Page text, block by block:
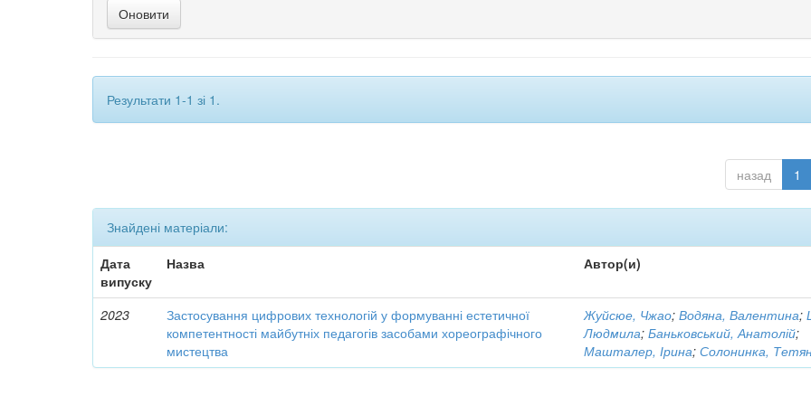
Результати 1-1 зі 1.
назад 1
Знайдені матеріали:
Дата
випуску
Назва Автор(и)
2023
Застосування цифрових технологій у формуванні естетичної
компетентності майбутніх педагогів засобами хореографічного
мистецтва
Жуйсюе, Чжао;Водяна, Валентина;
Людмила;Баньковський, Анатолій;
Машталер, Ірина;Солонинка,